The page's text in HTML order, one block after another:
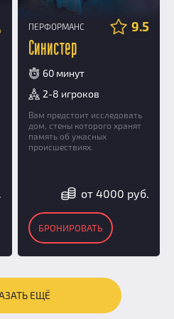
ПЕРФОРМАНС 9.5
Синистер
60 минут
2-8 игроков
Вам предстоит исследовать
дом, стены которого хранят
память об ужасных
происшествиях.
от 4000 руб.
БРОНИРОВАТЬ
ЕЩЁ